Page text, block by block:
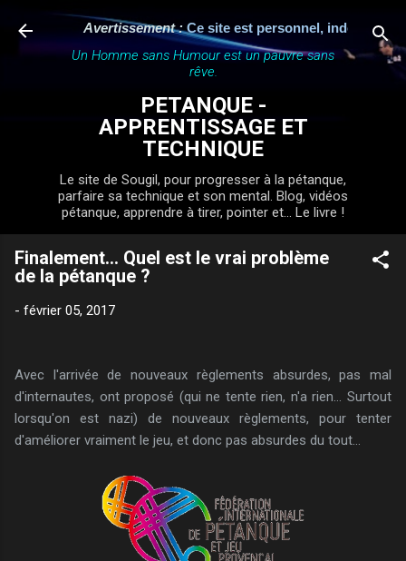
Accéder au contenu principal
Avertissement : Ce site est personnel, indépendant et
Un Homme sans Humour est un pauvre sans
rêve.
PETANQUE -
APPRENTISSAGE ET
TECHNIQUE
Le site de Sougil, pour progresser à la pétanque,
parfaire sa technique et son mental. Blog, vidéos
pétanque, apprendre à tirer, pointer et... Le livre !
Finalement... Quel est le vrai problème
de la pétanque ?
- février 05, 2017
Avec l'arrivée de nouveaux règlements absurdes, pas mal
d'internautes, ont proposé (qui ne tente rien, n'a rien... Surtout
lorsqu'on est nazi) de nouveaux règlements, pour tenter
d'améliorer vraiment le jeu, et donc pas absurdes du tout...